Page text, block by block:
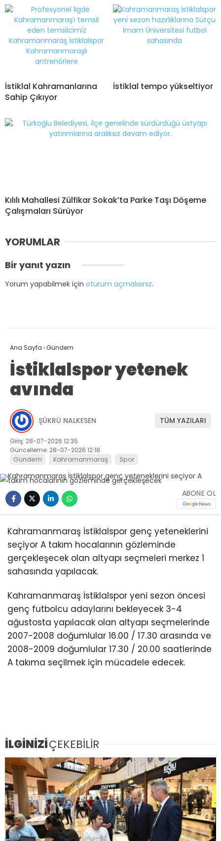
İstiklal Kahramanlarına
Sahip Çıkıyor
İstiklal tempo yükseltiyor
Kılılı Mahallesi Zülfikar Sokak’ta Parke Taşı Döşeme
Çalışmaları Sürüyor
YORUMLAR
Bir yanıt yazın
Yorum yapabilmek için oturum açmalısınız.
Ana Sayfa ›Gündem
İstiklalspor yetenek
avında
ŞÜKRÜ NALKESEN TÜM YAZILARI
Giriş: 28-07-2026 12:35
Güncelleme: 28-07-2026 12:18
Gündem Kahramanmaraş Spor
ABONE OL
Kahramanmaraş İstiklalspor genç yeteneklerini
seçiyor A takım hocalarının gözleminde
gerçekleşecek olan altyapı seçmeleri merkez 1
sahasında yapılacak.
Kahramanmaraş İstiklalspor yeni sezon öncesi
genç futbolcu adaylarını bekleyecek 3-4
ağustosta yapılacak olan altyapı seçmelerinde
2007-2008 doğumlular 16.00 / 17.30 arasında ve
2008-2009 doğumlular 17.30 / 20.00 saatlerinde
A takıma seçilmek için mücadele edecek.
İLGİNİZİÇEKEBİLİR